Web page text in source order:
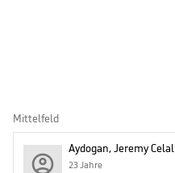
Mittelfeld
Aydogan, Jeremy Celal
23 Jahre